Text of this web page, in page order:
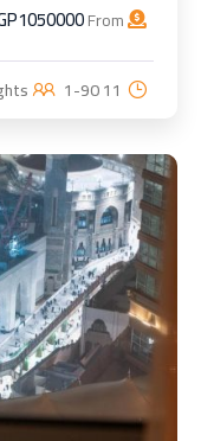
1050000
11 Days - 10 Nights
1-90